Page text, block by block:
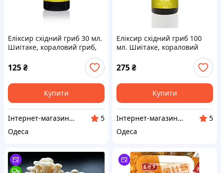
Еліксир східний гриб 30 мл.
Шиітаке, кораловий гриб,
125₴
Купити
Інтернет-магазин "Домашня Аптечка"
5
Одеса
Еліксир східний гриб 100
мл. Шиітаке, кораловий
гриб, муер, енокі в краплях.
275₴
Купити
Інтернет-магазин "Домашня Аптечка"
5
Одеса